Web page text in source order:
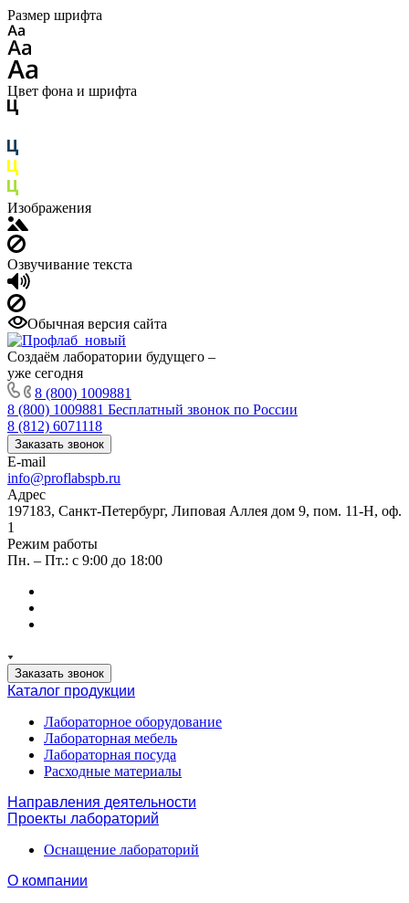
Размер шрифта
Цвет фона и шрифта
Изображения
Озвучивание текста
Обычная версия сайта
Создаём лаборатории будущего –
уже сегодня
8 (800) 1009881
8 (800) 1009881 Бесплатный звонок по России
8 (812) 6071118
Заказать звонок
E-mail
info@proflabspb.ru
Адрес
197183, Санкт-Петербург, Липовая Аллея дом 9, пом. 11-Н, оф.
1
Режим работы
Пн. – Пт.: с 9:00 до 18:00
Заказать звонок
Каталог продукции
Лабораторное оборудование
Лабораторная мебель
Лабораторная посуда
Расходные материалы
Направления деятельности
Проекты лабораторий
Оснащение лабораторий
О компании